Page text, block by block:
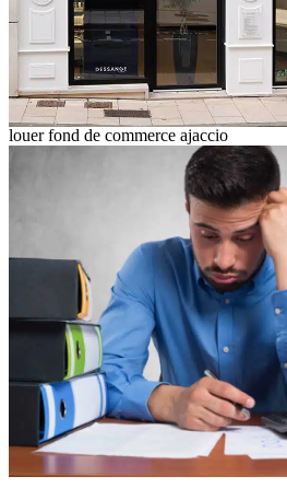
louer fond de commerce ajaccio